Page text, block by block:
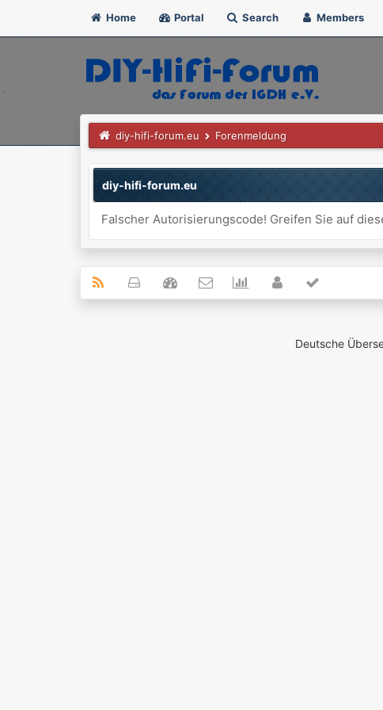
Home Portal Search Members
diy-hifi-forum.eu Forenmeldung
diy-hifi-forum.eu
Falscher Autorisierungscode! Greifen Sie auf
Deutsche